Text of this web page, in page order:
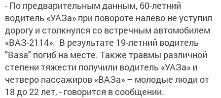
- По предварительным данным, 60-летний
водитель «УАЗа» при повороте налево не уступил
дорогу и столкнулся со встречным автомобилем
«ВАЗ-2114». В результате 19-летний водитель
"Ваза" погиб на месте. Также травмы различной
степени тяжести получили водитель «УАЗа» и
четверо пассажиров «ВАЗа» – молодые люди от
18 до 22 лет, - говорится в сообщении.